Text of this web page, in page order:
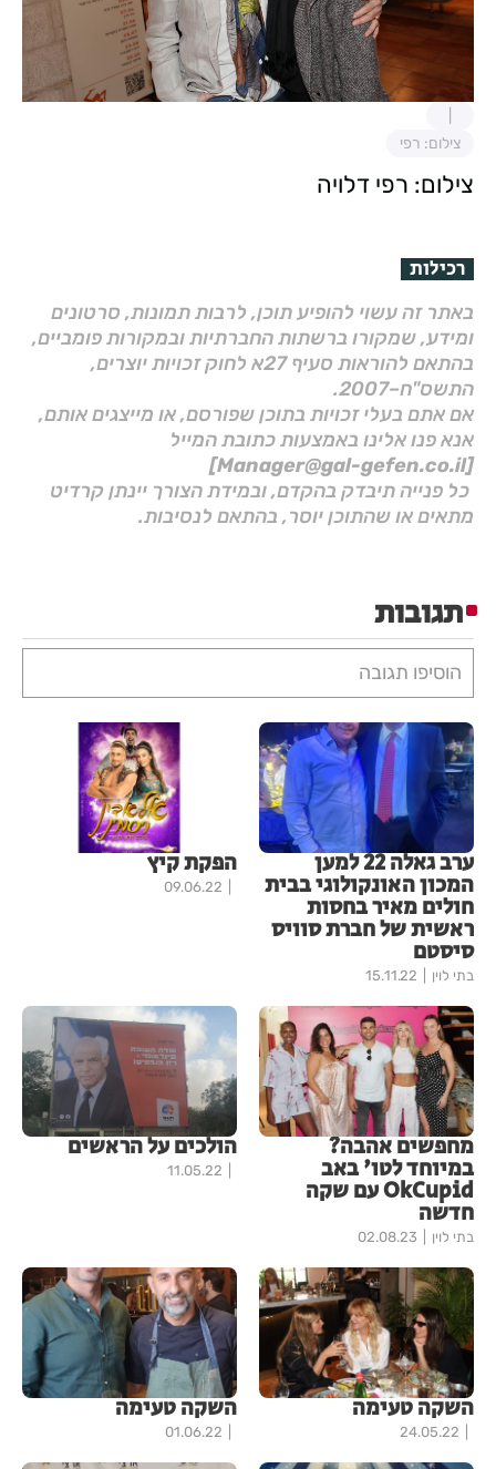
צילום: רפי
צילום: רפי דלויה
רכילות
באתר זה עשוי להופיע תוכן, לרבות תמונות, סרטונים
ומידע, שמקורו ברשתות החברתיות ובמקורות פומביים,
בהתאם להוראות סעיף 27א לחוק זכויות יוצרים,
התשס"ח–2007.
אם אתם בעלי זכויות בתוכן שפורסם, או מייצגים אותם,
אנא פנו אלינו באמצעות כתובת המייל
[Manager@gal-gefen.co.il]
כל פנייה תיבדק בהקדם, ובמידת הצורך יינתן קרדיט
מתאים או שהתוכן יוסר, בהתאם לנסיבות.
תגובות
הוסיפו תגובה
ערב גאלה 22 למען
המכון האונקולוגי בבית
חולים מאיר בחסות
ראשית של חברת סוויס
סיסטם
בתי לוין 15.11.22
הפקת קיץ
09.06.22
מחפשים אהבה?
במיוחד לטו' באב
OkCupid עם שקה
חדשה
בתי לוין 02.08.23
הולכים על הראשים
11.05.22
השקה טעימה
24.05.22
השקה טעימה
01.06.22